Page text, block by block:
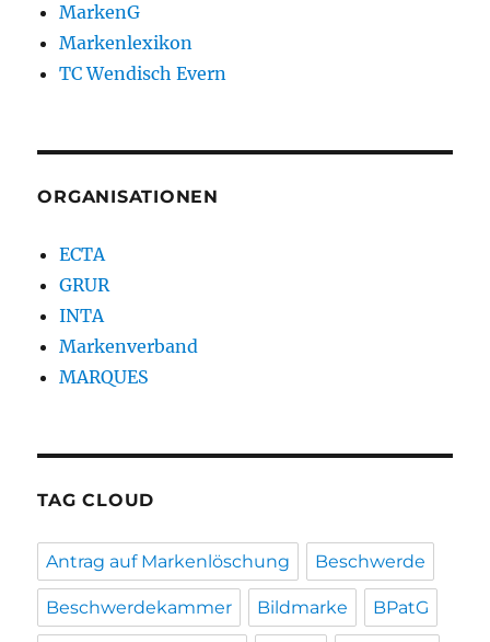
MarkenG
Markenlexikon
TC Wendisch Evern
ORGANISATIONEN
ECTA
GRUR
INTA
Markenverband
MARQUES
TAG CLOUD
Antrag auf Markenlöschung Beschwerde
Beschwerdekammer Bildmarke BPatG